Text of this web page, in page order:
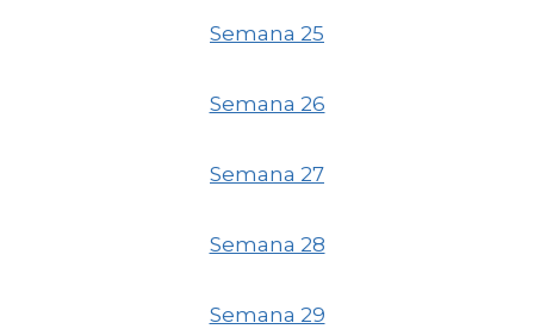
Semana 25
Semana 26
Semana 27
Semana 28
Semana 29